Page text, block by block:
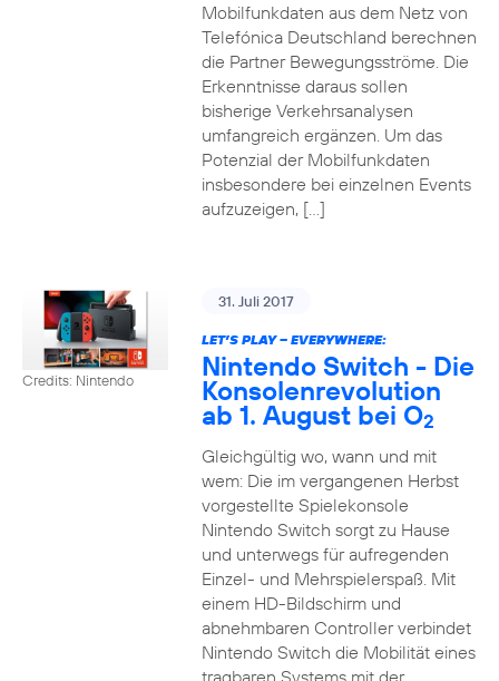
Mobilfunkdaten aus dem Netz von
Telefónica Deutschland berechnen
die Partner Bewegungsströme. Die
Erkenntnisse daraus sollen
bisherige Verkehrsanalysen
umfangreich ergänzen. Um das
Potenzial der Mobilfunkdaten
insbesondere bei einzelnen Events
aufzuzeigen, […]
Credits: Nintendo
31. Juli 2017
LET’S PLAY – EVERYWHERE:
Nintendo Switch - Die
Konsolenrevolution
ab 1. August bei O2
Gleichgültig wo, wann und mit
wem: Die im vergangenen Herbst
vorgestellte Spielekonsole
Nintendo Switch sorgt zu Hause
und unterwegs für aufregenden
Einzel- und Mehrspielerspaß. Mit
einem HD-Bildschirm und
abnehmbaren Controller verbindet
Nintendo Switch die Mobilität eines
tragbaren Systems mit der